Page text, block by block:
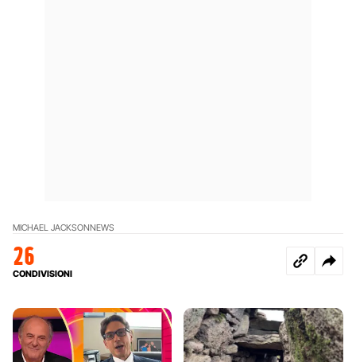
MICHAEL JACKSONNEWS
26
CONDIVISIONI